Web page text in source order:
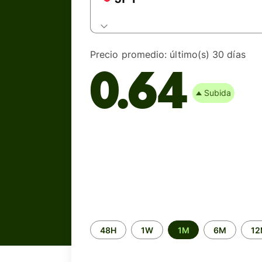
Precio promedio: último(s) 30 días
0.64 Subida
Time
period
48H 1W 1M 6M